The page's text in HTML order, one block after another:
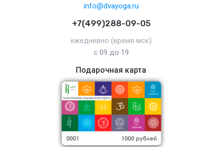
info@dvayoga.ru
+7(499)288-09-05
ежедневно (время мск)
с 09 до 19
Подарочная карта